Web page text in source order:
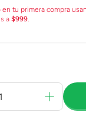
tu primera compra
a $999.